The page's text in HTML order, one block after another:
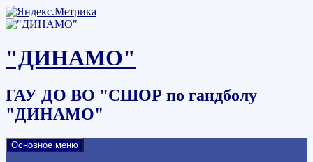
Наверх
"ДИНАМО"
ГАУ ДО ВО "СШОР по гандболу
"ДИНАМО"
Основное меню